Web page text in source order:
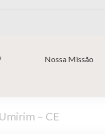
Nossa Missão
– CE